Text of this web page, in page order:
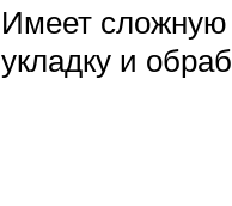
Имеет сложную
укладку и